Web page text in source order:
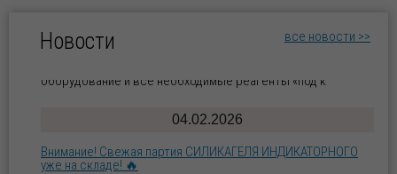
Новости все новости >>
цинкования: оборудование и все необходимые реагенты
«под ключ»!
оборудование и все необходимые реагенты «под к
04.02.2026
Внимание! Свежая партия СИЛИКАГЕЛЯ ИНДИКАТОРНОГО
уже на складе! 🔥